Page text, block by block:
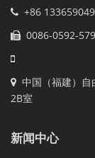
+86
0086-0592-
中国（福建）
2B室
新闻中心